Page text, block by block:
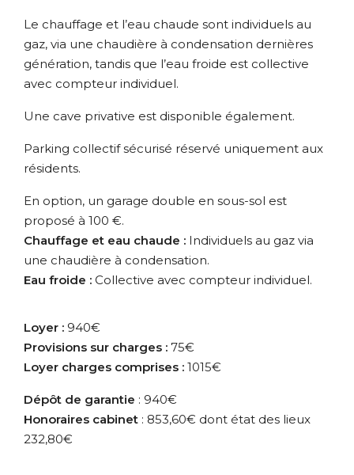
Le chauffage et l’eau chaude sont individuels au
gaz, via une chaudière à condensation dernières
génération, tandis que l’eau froide est collective
avec compteur individuel.
Une cave privative est disponible également.
Parking collectif sécurisé réservé uniquement aux
résidents.
En option, un garage double en sous-sol est
proposé à 100 €.
Chauffage et eau chaude : Individuels au gaz via
une chaudière à condensation.
Eau froide : Collective avec compteur individuel.
Loyer : 940€
Provisions sur charges : 75€
Loyer charges comprises : 1015€
Dépôt de garantie : 940€
Honoraires cabinet : 853,60€ dont état des lieux
232,80€